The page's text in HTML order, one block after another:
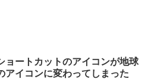
ョートカットのアイコンが地球
アイコンに変わってしまった